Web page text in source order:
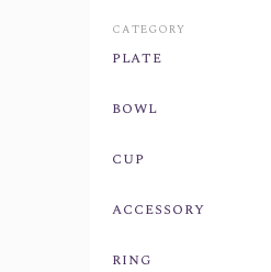
CATEGORY
plate
bowl
cup
accessory
ring